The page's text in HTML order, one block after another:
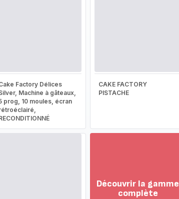
Factory Délices
Machine à gâteaux,
prog, 10 moules, écran
CAKE FACTORY
PISTACHE
Découvrir la gamme
complète